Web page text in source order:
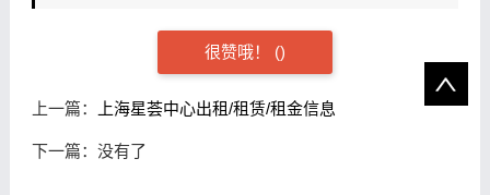
很赞哦！ ()
上一篇： 上海星荟中心出租/租赁/租金信息
下一篇：没有了